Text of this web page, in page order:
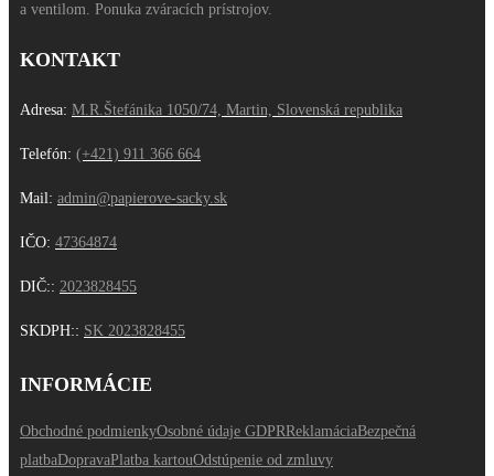
a ventilom. Ponuka zváracích prístrojov.
KONTAKT
Adresa: M.R.Štefánika 1050/74, Martin, Slovenská republika
Telefón: (+421) 911 366 664
Mail: admin@papierove-sacky.sk
IČO: 47364874
DIČ:: 2023828455
SKDPH:: SK 2023828455
INFORMÁCIE
Obchodné podmienkyOsobné údaje GDPRReklamáciaBezpečná
platbaDopravaPlatba kartouOdstúpenie od zmluvy